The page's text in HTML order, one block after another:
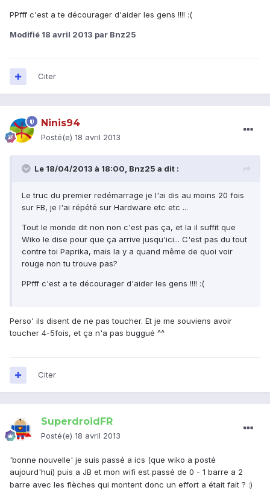
PPfff c'est a te décourager d'aider les gens !!!! :(
Modifié 18 avril 2013 par Bnz25
Citer
Ninis94
Posté(e) 18 avril 2013
Le 18/04/2013 à 18:00, Bnz25 a dit :
Le truc du premier redémarrage je l'ai dis au moins 20 fois
sur FB, je l'ai répété sur Hardware etc etc ...
Tout le monde dit non non c'est pas ça, et la il suffit que
Wiko le dise pour que ça arrive jusqu'ici... C'est pas du tout
contre toi Paprika, mais la y a quand même de quoi voir
rouge non tu trouve pas?
PPfff c'est a te décourager d'aider les gens !!!! :(
Perso' ils disent de ne pas toucher. Et je me souviens avoir
toucher 4-5fois, et ça n'a pas buggué ^^
Citer
SuperdroidFR
Posté(e) 18 avril 2013
'bonne nouvelle' je suis passé a ics (que wiko a posté
aujourd'hui) puis a JB et mon wifi est passé de 0 - 1 barre a 2
barre avec les flèches qui montent donc un effort a était fait ? :)